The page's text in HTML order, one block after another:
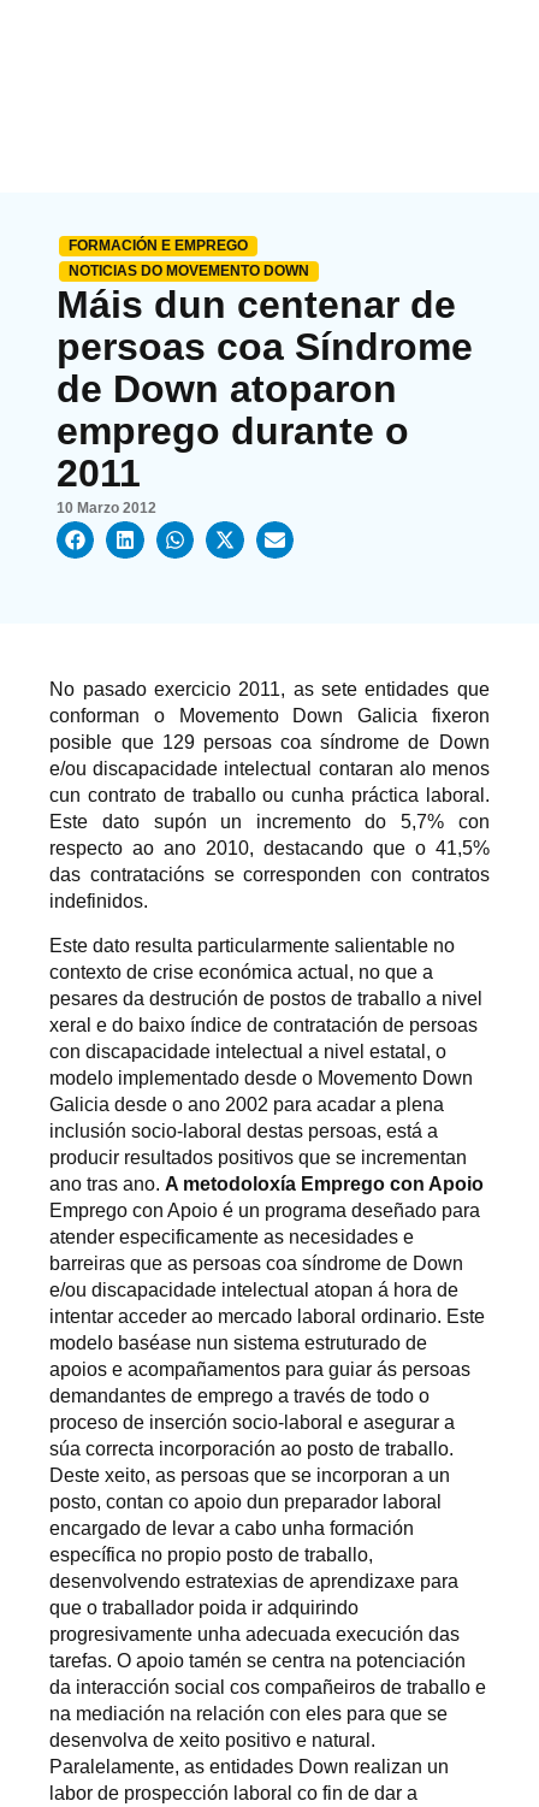
FORMACIÓN E EMPREGO
NOTICIAS DO MOVEMENTO DOWN
Máis dun centenar de
persoas coa Síndrome
de Down atoparon
emprego durante o
2011
10 Marzo 2012
No pasado exercicio 2011, as sete entidades que
conforman o Movemento Down Galicia fixeron
posible que 129 persoas coa síndrome de Down
e/ou discapacidade intelectual contaran alo menos
cun contrato de traballo ou cunha práctica laboral.
Este dato supón un incremento do 5,7% con
respecto ao ano 2010, destacando que o 41,5%
das contratacións se corresponden con contratos
indefinidos.
Este dato resulta particularmente salientable no
contexto de crise económica actual, no que a
pesares da destrución de postos de traballo a nivel
xeral e do baixo índice de contratación de persoas
con discapacidade intelectual a nivel estatal, o
modelo implementado desde o Movemento Down
Galicia desde o ano 2002 para acadar a plena
inclusión socio-laboral destas persoas, está a
producir resultados positivos que se incrementan
ano tras ano. A metodoloxía Emprego con Apoio
Emprego con Apoio é un programa deseñado para
atender especificamente as necesidades e
barreiras que as persoas coa síndrome de Down
e/ou discapacidade intelectual atopan á hora de
intentar acceder ao mercado laboral ordinario. Este
modelo baséase nun sistema estruturado de
apoios e acompañamentos para guiar ás persoas
demandantes de emprego a través de todo o
proceso de inserción socio-laboral e asegurar a
súa correcta incorporación ao posto de traballo.
Deste xeito, as persoas que se incorporan a un
posto, contan co apoio dun preparador laboral
encargado de levar a cabo unha formación
específica no propio posto de traballo,
desenvolvendo estratexias de aprendizaxe para
que o traballador poida ir adquirindo
progresivamente unha adecuada execución das
tarefas. O apoio tamén se centra na potenciación
da interacción social cos compañeiros de traballo e
na mediación na relación con eles para que se
desenvolva de xeito positivo e natural.
Paralelamente, as entidades Down realizan un
labor de prospección laboral co fin de dar a